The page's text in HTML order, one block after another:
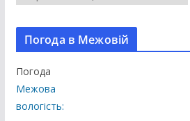
с
і
б
л
і
Погода в Межовій
Погода
Межова
вологість: